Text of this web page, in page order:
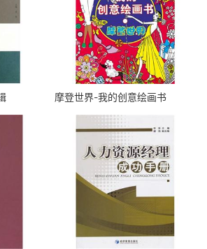
摩登世界-我的创意绘画书